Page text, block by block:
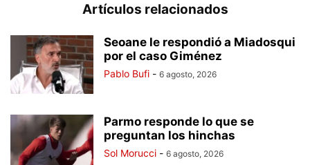
Artículos relacionados
Seoane le respondió a Miadosqui
por el caso Giménez
Pablo Bufi - 6 agosto, 2026
Parmo responde lo que se
preguntan los hinchas
Sol Morucci - 6 agosto, 2026